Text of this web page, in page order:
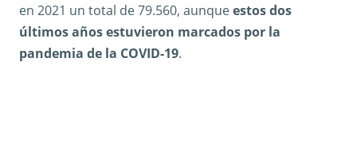
en 2021 un total de 79.560, aunqueestos dos
últimos años estuvieron marcados por la
pandemia de la COVID-19.